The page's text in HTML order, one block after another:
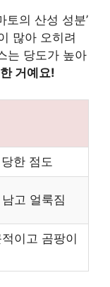
토의 산성 성분’
많아 오히려
는 당도가 높아
거예요!
한 점도
고 얼룩짐
이고 곰팡이